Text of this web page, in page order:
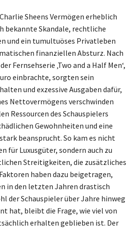
Sheens Vermögen erheblich
bekannte Skandale, rechtliche
und ein tumultuöses Privatleben
finanziellen Absturz. Nach
Fernsehserie ‚Two and a Half Men‘,
einbrachte, sorgten sein
und exzessive Ausgaben dafür,
Nettovermögens verschwinden
Ressourcen des Schauspielers
Gewohnheiten und eine
beansprucht. So kam es nicht
für Luxusgüter, sondern auch zu
Streitigkeiten, die zusätzliches
haben dazu beigetragen,
in den letzten Jahren drastisch
der Schauspieler über Jahre hinweg
hat, bleibt die Frage, wie viel von
erhalten geblieben ist. Der